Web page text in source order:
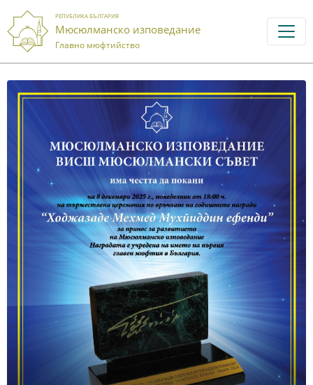
РЕПУБЛИКА БЪЛГАРИЯ
Мюсюлманско изповедание
Главно мюфтийство